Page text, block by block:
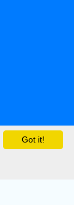
Got it!